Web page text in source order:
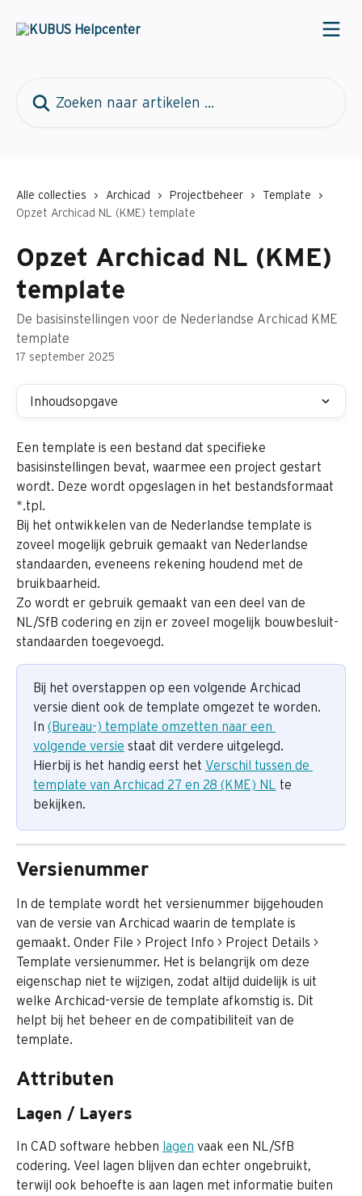
Alle collecties Archicad Projectbeheer
Template
Opzet Archicad NL (KME) template
Opzet Archicad NL (KME)
template
De basisinstellingen voor de Nederlandse Archicad KME
template
17 september 2025
Inhoudsopgave
Een template is een bestand dat specifieke
basisinstellingen bevat, waarmee een project gestart
wordt. Deze wordt opgeslagen in het bestandsformaat
*.tpl.
Bij het ontwikkelen van de Nederlandse template is
zoveel mogelijk gebruik gemaakt van Nederlandse
standaarden, eveneens rekening houdend met de
bruikbaarheid.
Zo wordt er gebruik gemaakt van een deel van de
NL/SfB codering en zijn er zoveel mogelijk bouwbesluit-
standaarden toegevoegd.
Bij het overstappen op een volgende Archicad
versie dient ook de template omgezet te worden.
In (Bureau-) template omzetten naar een
volgende versie staat dit verdere uitgelegd.
Hierbij is het handig eerst het Verschil tussen de
template van Archicad 27 en 28 (KME) NL
te
bekijken.
Versienummer
In de template wordt het versienummer bijgehouden
van de versie van Archicad waarin de template is
gemaakt. Onder File > Project Info > Project Details >
Template versienummer. Het is belangrijk om deze
eigenschap niet te wijzigen, zodat altijd duidelijk is uit
welke Archicad-versie de template afkomstig is. Dit
helpt bij het beheer en de compatibiliteit van de
template.
Attributen
Lagen / Layers
In CAD software hebben lagen vaak een NL/SfB
codering. Veel lagen blijven dan echter ongebruikt,
terwijl ook behoefte is aan lagen met informatie buiten